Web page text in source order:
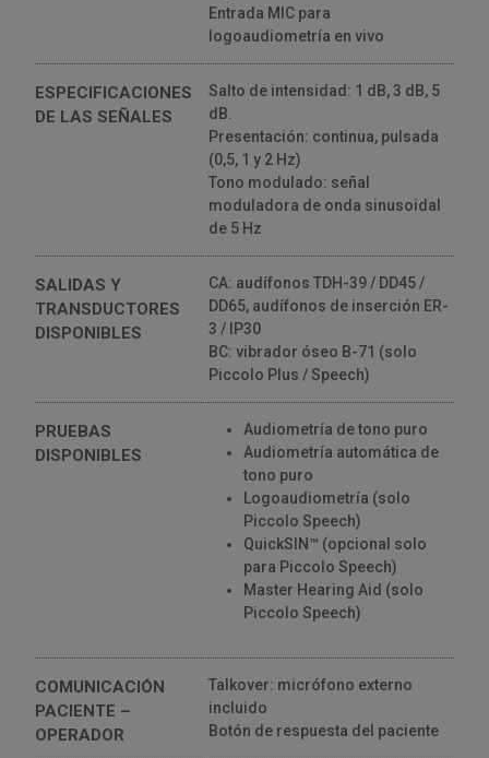
Entrada MIC para
logoaudiometría en vivo
ESPECIFICACIONES
DE LAS SEÑALES
Salto de intensidad: 1 dB, 3 dB, 5
dB.
Presentación: continua, pulsada
(0,5, 1 y 2 Hz)
Tono modulado: señal
moduladora de onda sinusoidal
de 5 Hz
SALIDAS Y
TRANSDUCTORES
DISPONIBLES
CA: audífonos TDH-39 / DD45 /
DD65, audífonos de inserción ER-
3 / IP30
BC: vibrador óseo B-71 (solo
Piccolo Plus / Speech)
PRUEBAS
DISPONIBLES
Audiometría de tono puro
Audiometría automática de
tono puro
Logoaudiometría (solo
Piccolo Speech)
QuickSIN™ (opcional solo
para Piccolo Speech)
Master Hearing Aid (solo
Piccolo Speech)
COMUNICACIÓN
PACIENTE –
OPERADOR
Talkover: micrófono externo
incluido
Botón de respuesta del paciente